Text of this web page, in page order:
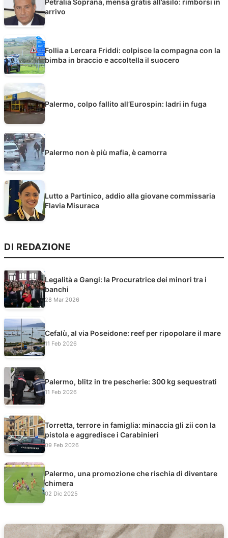
Petralia Soprana, mensa gratis all’asilo: rimborsi in
arrivo
Follia a Lercara Friddi: colpisce la compagna con la
bimba in braccio e accoltella il suocero
Palermo, colpo fallito all’Eurospin: ladri in fuga
Palermo non è più mafia, è camorra
Lutto a Partinico, addio alla giovane commissaria
Flavia Misuraca
DI REDAZIONE
Legalità a Gangi: la Procuratrice dei minori tra i
banchi
28 Mar 2026
Cefalù, al via Poseidone: reef per ripopolare il mare
11 Feb 2026
Palermo, blitz in tre pescherie: 300 kg sequestrati
11 Feb 2026
Torretta, terrore in famiglia: minaccia gli zii con la
pistola e aggredisce i Carabinieri
09 Feb 2026
Palermo, una promozione che rischia di diventare
chimera
02 Dic 2025